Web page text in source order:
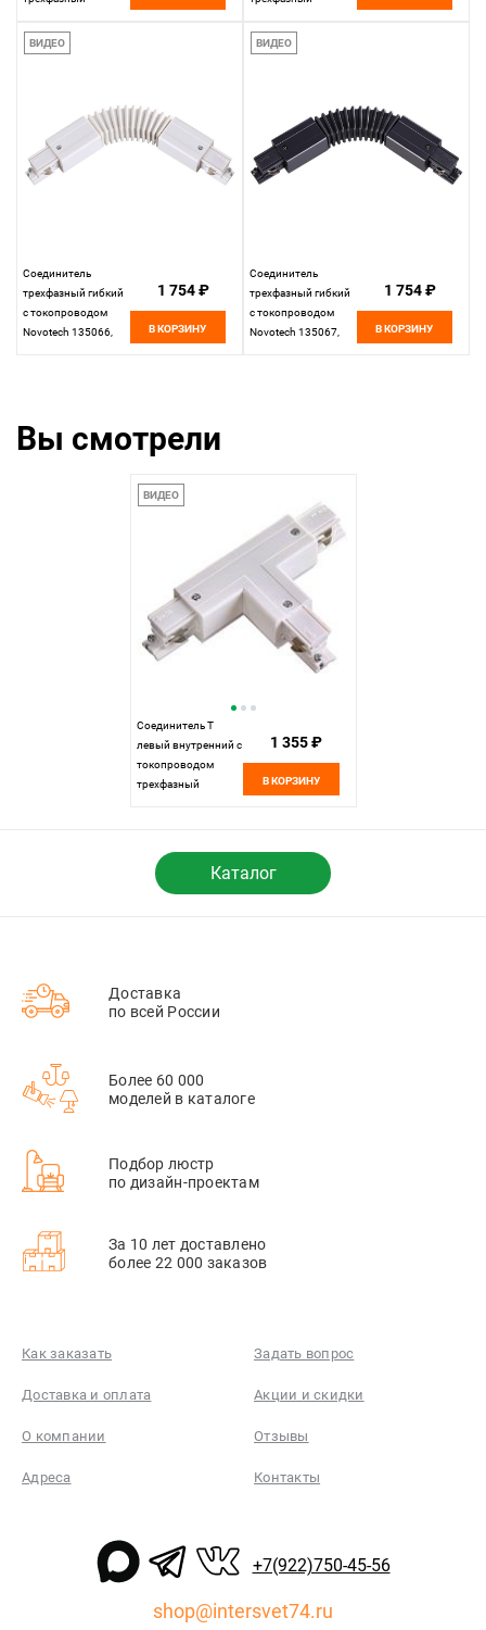
белый
черный
ВИДЕО
Соединитель
трехфазный гибкий
с токопроводом
Novotech 135066,
1 754 ₽
В КОРЗИНУ
ВИДЕО
Соединитель
трехфазный гибкий
с токопроводом
Novotech 135067,
1 754 ₽
В КОРЗИНУ
Вы смотрели
ВИДЕО
Соединитель T
левый внутренний с
токопроводом
трехфазный
1 355 ₽
В КОРЗИНУ
Каталог
Доставка
по всей России
Более 60 000
моделей в каталоге
Подбор люстр
по дизайн-проектам
За 10 лет доставлено
более 22 000 заказов
Как заказать Задать вопрос
Доставка и оплата Акции и скидки
О компании Отзывы
Адреса Контакты
+7(922)750-45-56
shop@intersvet74.ru